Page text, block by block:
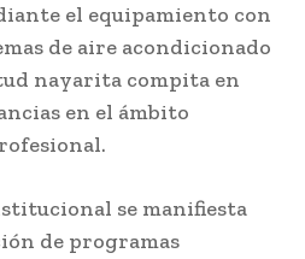
el equipamiento con
de aire acondicionado
nayarita compita en
en el ámbito
se manifiesta
de programas